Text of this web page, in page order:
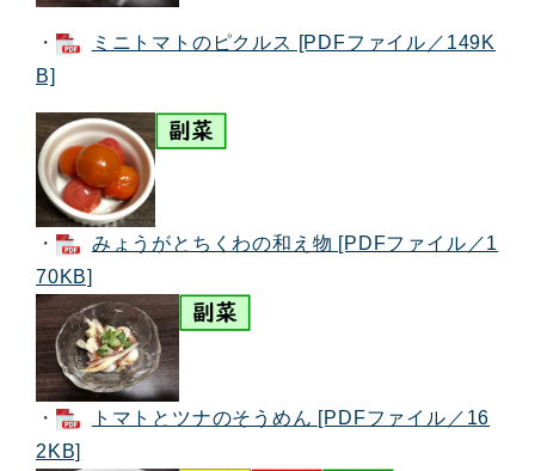
・
ミニトマトのピクルス [PDFファイル／149K
B]
・
みょうがとちくわの和え物 [PDFファイル／1
70KB]
・
トマトとツナのそうめん [PDFファイル／16
2KB]